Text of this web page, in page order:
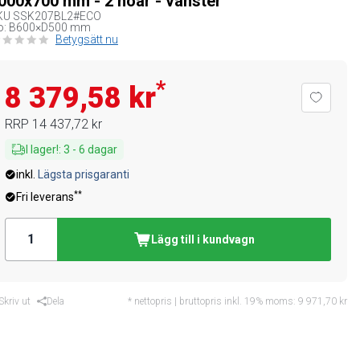
SSK207BL2#ECO
B600×D500 mm
Betygsätt nu
8 379,58 kr*
RRP 14 437,72 kr
I lager!: 3 - 6 dagar
inkl.
Lägsta prisgaranti
Fri leverans**
Lägg till i kundvagn
ut Dela * nettopris | bruttopris inkl. 19% moms: 9 971,70 kr